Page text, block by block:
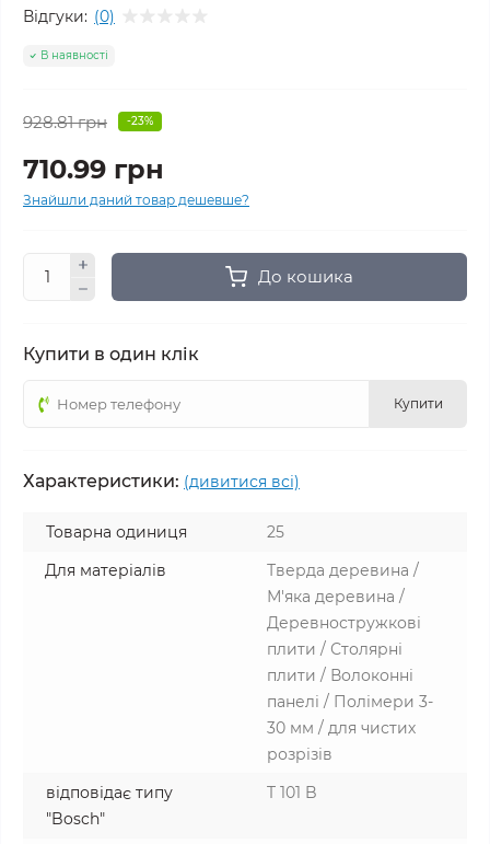
Відгуки: (0)
В наявності
928.81 грн -23%
710.99 грн
Знайшли даний товар дешевше?
До кошика
Купити в один клік
Купити
Характеристики: (дивитися всі)
Товарна одиниця
25
Для матеріалів
Тверда деревина /
М'яка деревина /
Деревностружкові
плити / Столярні
плити / Волоконні
панелі / Полімери 3-
30 мм / для чистих
розрізів
відповідає типу
"Bosch"
T 101 B